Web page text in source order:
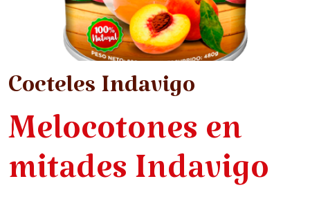
Cocteles Indavigo
Melocotones en
mitades Indavigo